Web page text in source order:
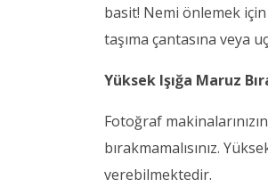
basit! Nemi önlemek
taşıma çantasına veya
Yüksek Işığa Maruz
Fotoğraf
bırakmamalısınız.
verebilmektedir.